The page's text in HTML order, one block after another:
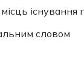
словом